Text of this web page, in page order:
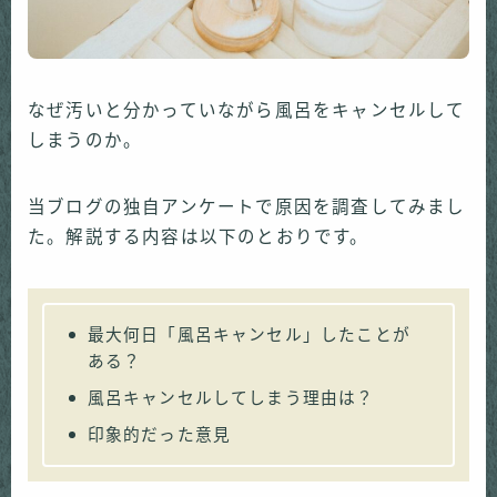
なぜ汚いと分かっていながら風呂をキャンセルして
しまうのか。
当ブログの独自アンケートで原因を調査してみまし
た。解説する内容は以下のとおりです。
最大何日「風呂キャンセル」したことが
ある？
風呂キャンセルしてしまう理由は？
印象的だった意見